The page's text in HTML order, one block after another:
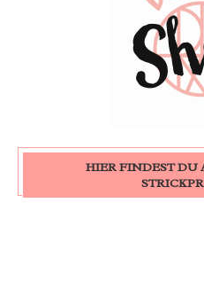
HIER FINDEST DU